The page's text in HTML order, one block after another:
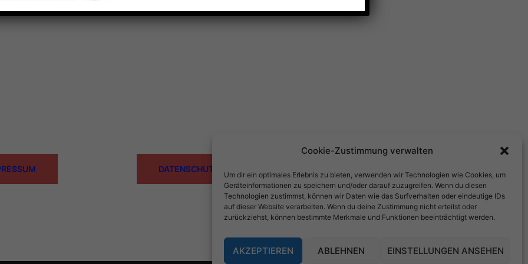
Cookie-Zustimmung verwalten
Um dir ein optimales Erlebnis zu bieten, verwenden wir Technologien wie Cookies, um
Geräteinformationen zu speichern und/oder darauf zuzugreifen. Wenn du diesen
Technologien zustimmst, können wir Daten wie das Surfverhalten oder eindeutige IDs
auf dieser Website verarbeiten. Wenn du deine Zustimmung nicht erteilst oder
zurückziehst, können bestimmte Merkmale und Funktionen beeinträchtigt werden.
AKZEPTIEREN ABLEHNEN EINSTELLUNGEN ANSEHEN
DATENSCHUTZ